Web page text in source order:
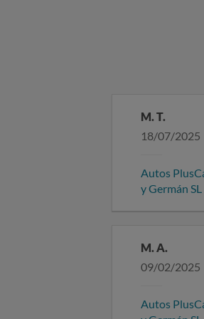
M. T.
18/07/2025
Autos
y Germán SL
M. A.
09/02/2025
Autos